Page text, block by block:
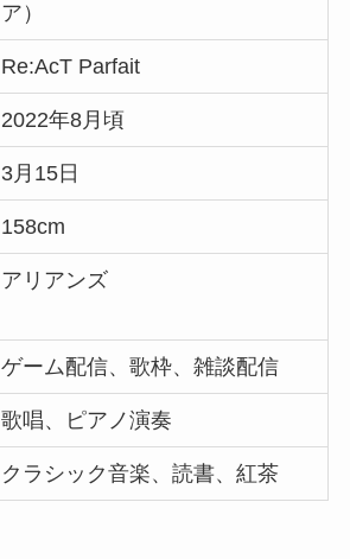
ア）
Re:AcT Parfait
2022年8月頃
3月15日
158cm
アリアンズ
ゲーム配信、歌枠、雑談配信
歌唱、ピアノ演奏
クラシック音楽、読書、紅茶